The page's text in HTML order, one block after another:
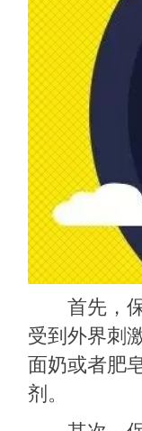
首先，保
受到外界刺
面奶或者肥
剂。